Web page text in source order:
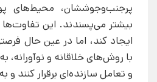
پرجنب‌وجوششان، محیط‌های
بیشتر می‌پسندند. این
ایجاد کند، اما در عین حال
با روش‌های خلاقانه و نوآورانه،
و تعامل سازنده‌ای برقرار کنند و